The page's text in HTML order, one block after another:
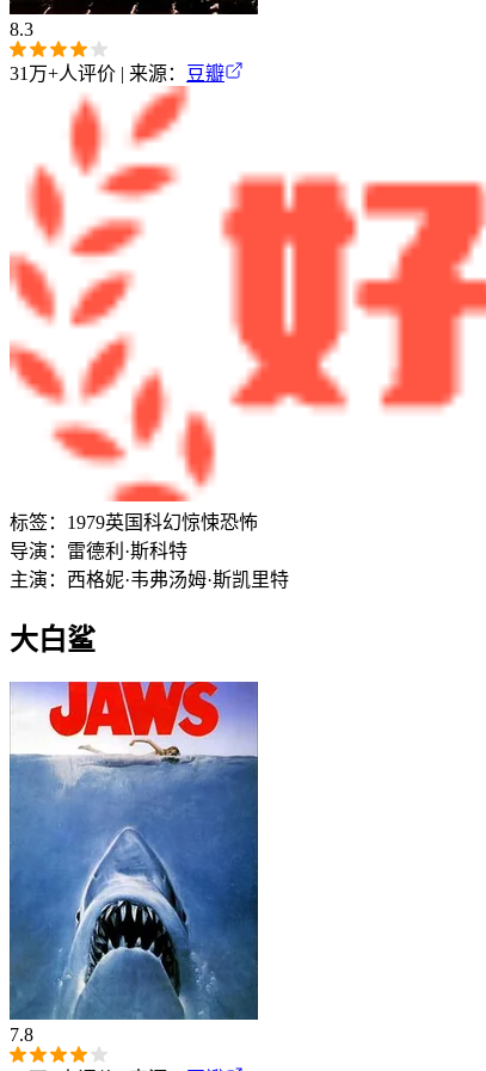
8.3
31万+人评价 | 来源： 豆瓣
标签： 1979英国科幻惊悚恐怖
导演： 雷德利·斯科特
主演： 西格妮·韦弗汤姆·斯凯里特
大白鲨
7.8